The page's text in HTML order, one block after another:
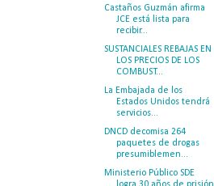
Castaños Guzmán afirma
JCE está lista para
recibir...
SUSTANCIALES REBAJAS EN
LOS PRECIOS DE LOS
COMBUST...
La Embajada de los
Estados Unidos tendrá
servicios...
DNCD decomisa 264
paquetes de drogas
presumiblemen...
Ministerio Público SDE